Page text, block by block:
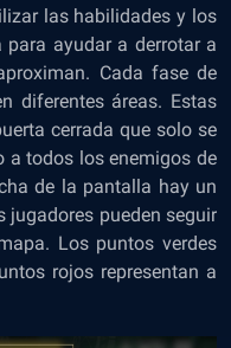
las habilidades y los
ayudar a derrotar a
Cada fase de
diferentes áreas. Estas
cerrada que solo se
a todos los enemigos de
de la pantalla hay un
jugadores pueden seguir
Los puntos verdes
rojos representan a